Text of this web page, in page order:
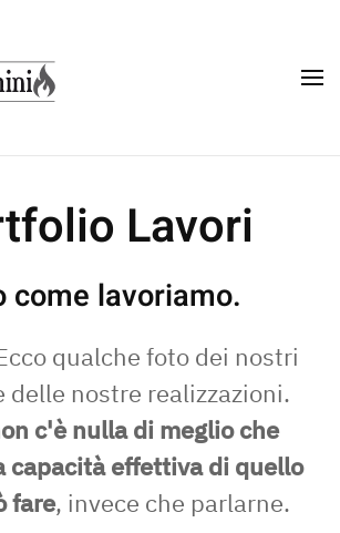
Lavori
come lavoriamo.
qualche foto dei nostri
delle nostre realizzazioni.
c'è nulla di meglio che
capacità effettiva di quello
fare, invece che parlarne.